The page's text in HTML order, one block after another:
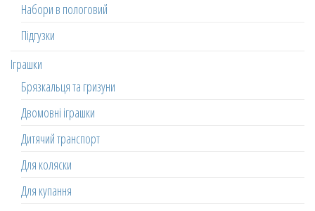
Набори в пологовий
Підгузки
Іграшки
Брязкальця та гризуни
Двомовні іграшки
Дитячий транспорт
Для коляски
Для купання